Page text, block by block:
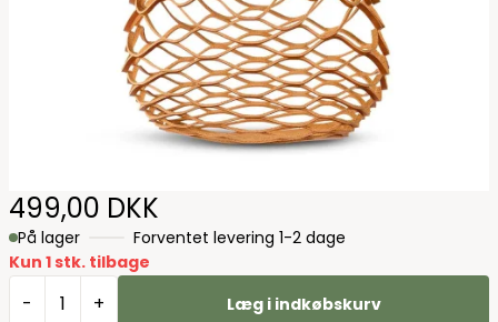
499,00 DKK
På lager
Forventet levering 1-2 dage
Kun 1 stk. tilbage
- + Læg i indkøbskurv